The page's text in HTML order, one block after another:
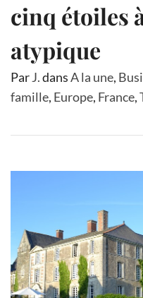
cinq étoiles
atypique
ParJ.dansA la une,
famille, Europe, France,